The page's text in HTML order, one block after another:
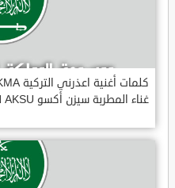
غناء المطربة سيزن أكسو SEZEN AKSU